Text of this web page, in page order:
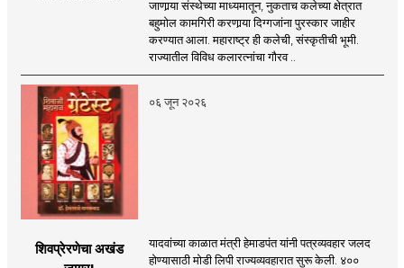
जाणार्‍या संस्थेच्या माध्यमातून, नुकताच कलेच्या क्षेत्रात
बहुमोल कामगिरी करणार्‍या दिग्गजांना पुरस्कार जाहीर
करण्यात आला. महाराष्ट्र ही कलेची, संस्कृतीची भूमी.
राज्यातील विविध कलारत्नांचा गौरव ..
०६ जून २०२६
शिवप्रेरणेचा अखंड
यादवांच्या काळात मंत्री हेमाडपंत यांनी पत्रव्यवहार जलद
होण्यासाठी मोडी लिपी राज्यव्यवहारात सुरू केली. ४००